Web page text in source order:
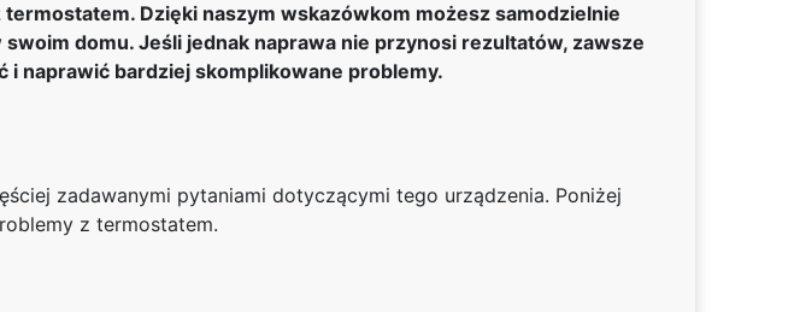
Dzięki naszym wskazówkom możesz samodzielnie
domu. Jeśli jednak naprawa nie przynosi rezultatów, zawsze
naprawić bardziej skomplikowane problemy.
zadawanymi pytaniami dotyczącymi tego urządzenia. Poniżej
z termostatem.